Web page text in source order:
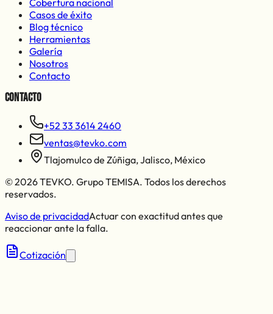
Casos de éxito
Blog técnico
Herramientas
Galería
Nosotros
Contacto
Contacto
+52 33 3614 2460
ventas@tevko.com
Tlajomulco de Zúñiga,Jalisco, México
©2026TEVKO. Grupo TEMISA. Todos los derechos
reservados.
Aviso de privacidadActuar con exactitud antes que
reaccionar ante la falla.
Cotización